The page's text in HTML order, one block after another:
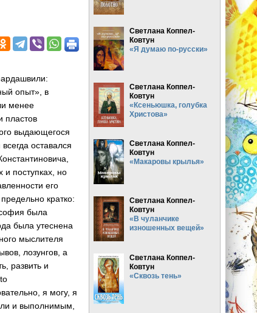
опыт», в
менее
пластов
выдающегося
оставался
и поступках, но
его
кратко:
была
была утеснена
мыслителя
лозунгов, а
развить и
я могу, я
и выполнимым,
Светлана Коппел-
Ковтун
«Я думаю по-русски»
Светлана Коппел-
Ковтун
«Ксеньюшка, голубка
Христова»
Светлана Коппел-
Ковтун
«Макаровы крылья»
Светлана Коппел-
Ковтун
«В чуланчике
изношенных вещей»
Светлана Коппел-
Ковтун
«Сквозь тень»